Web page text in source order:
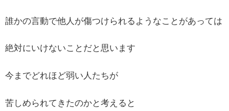
誰かの言動で他人が傷つけられるようなことがあっては
絶対にいけないことだと思います
今までどれほど弱い人たちが
苦しめられてきたのかと考えると